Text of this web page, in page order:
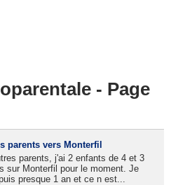
- Page
parents vers Monterfil
parents, j'ai 2 enfants de 4 et 3
sur Monterfil pour le moment. Je
presque 1 an et ce n est...